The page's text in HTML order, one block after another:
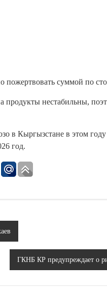
пожертвовать суммой по
нестабильны,
в Кыргызстане в этом
год.
ГКНБ КР предупреждает о